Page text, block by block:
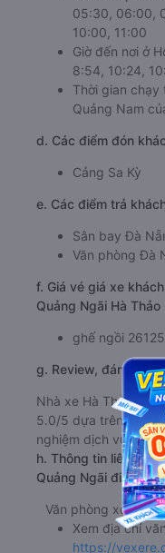
05:30, 06:00,
10:00, 11:00
Giờ đến nơi ở
8:54, 10:24,
Thời gian chạy
Quảng Nam
d. Các điểm đón
Cảng Sa Kỳ
e. Các điểm trả
Sân bay Đà
Văn phòng Đà
f. Giá vé giá xe
Quảng Ngãi Hà Thảo
ghế ngồi
g. Review, đánh giá
Nhà xe Hà Thảo
5.0/5 dựa trên 200
nghiệm dịch vụ của
h. Thông tin liên hệ,
Quảng Ngãi đi Hội
Văn phòng xe Hà
Xem địa chỉ
https://